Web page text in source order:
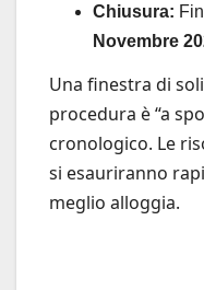
Chiusura:
Novembre
Una finestra di
procedura è “a
cronologico. Le
si esauriranno
meglio alloggia.